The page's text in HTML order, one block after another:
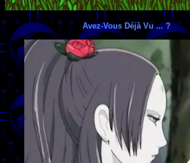
Avez-Vous Déjà Vu ... ?